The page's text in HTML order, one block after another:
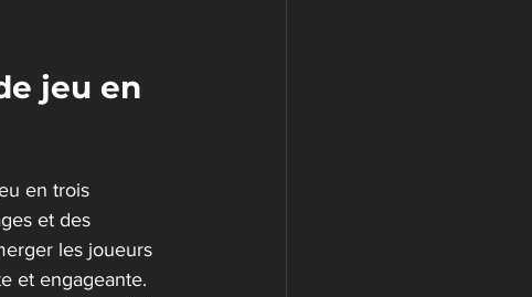
jeu en
en trois
et des
les joueurs
et engageante.